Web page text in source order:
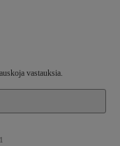
vastauksia.